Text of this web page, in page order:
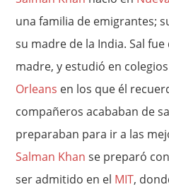
una familia de emigrantes;
su madre de la India. Sal
madre, y estudió en
Orleans en los que él
compañeros acababan de
preparaban para ir a las
Salman Khan se preparó
ser admitido en el MIT,